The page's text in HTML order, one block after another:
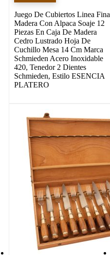
Juego De Cubiertos Linea Fina
Madera Con Alpaca Soaje 12
Piezas En Caja De Madera
Cedro Lustrado Hoja De
Cuchillo Mesa 14 Cm Marca
Schmieden Acero Inoxidable
420, Tenedor 2 Dientes
Schmieden, Estilo ESENCIA
PLATERO